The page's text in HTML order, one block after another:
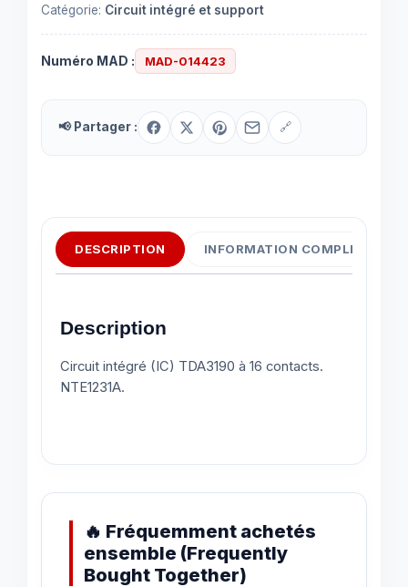
Catégorie: Circuit intégré et support
Numéro MAD : MAD-014423
📢 Partager : 🔗
DESCRIPTION INFORMATION
Description
Circuit intégré (IC) TDA3190 à 16 contacts.
NTE1231A.
🔥 Fréquemment achetés
ensemble (Frequently
Bought Together)